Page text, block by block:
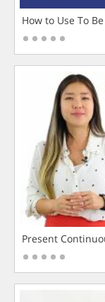
How to Use To
Present